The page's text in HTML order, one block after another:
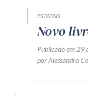
ESTATAIS
Novo
Publicado em 29
por Alessandra